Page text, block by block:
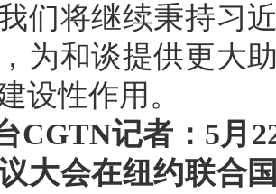
们将继续秉持习
为和谈提供更大
设性作用。
CGTN记者：5月
大会在纽约联合